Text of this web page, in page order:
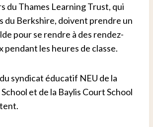
du Thames Learning Trust, qui
du Berkshire, doivent prendre un
pour se rendre à des rendez-
pendant les heures de classe.
syndicat éducatif NEU de la
et de la Baylis Court School